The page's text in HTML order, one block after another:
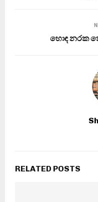
හොඳ නරක
RELATED POSTS